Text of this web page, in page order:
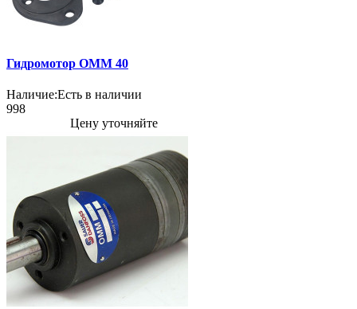
Гидромотор OMM 40
Наличие:Есть в наличии
998